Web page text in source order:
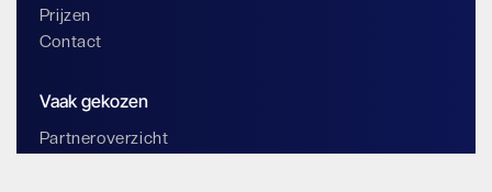
Prijzen
Contact
Vaak gekozen
Partneroverzicht